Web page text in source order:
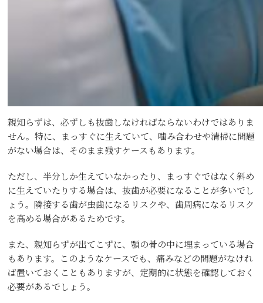
親知らずは、必ずしも抜歯しなければならないわけではありま
せん。特に、まっすぐに生えていて、噛み合わせや清掃に問題
がない場合は、そのまま残すケースもあります。
ただし、半分しか生えていなかったり、まっすぐではなく斜め
に生えていたりする場合は、抜歯が必要になることが多いでし
ょう。隣接する歯が虫歯になるリスクや、歯周病になるリスク
を高める場合があるためです。
また、親知らずが出てこずに、顎の骨の中に埋まっている場合
もあります。このようなケースでも、痛みなどの問題がなけれ
ば置いておくこともありますが、定期的に状態を確認しておく
必要があるでしょう。